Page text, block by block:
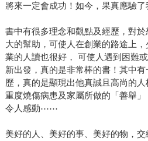
將來一定會成功！如今，果真應驗了
書中有很多理念和觀點及經歷，對
大的幫助，可使人在創業的路途上
業的人讀也很好， 可使人遇到困難
新出發，真的是非常棒的書！其中
歷，真的是顯現出他真誠且高尚的人
重度燒傷病患及家屬所做的「善舉」
令人感動⋯⋯
美好的人、美好的事、美好的物，